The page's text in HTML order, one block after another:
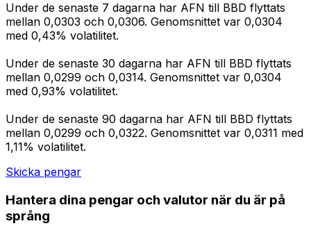
Under de senaste 7 dagarna har AFN till BBD flyttats
mellan 0,0303 och 0,0306. Genomsnittet var 0,0304
med 0,43% volatilitet.
Under de senaste 30 dagarna har AFN till BBD flyttats
mellan 0,0299 och 0,0314. Genomsnittet var 0,0304
med 0,93% volatilitet.
Under de senaste 90 dagarna har AFN till BBD flyttats
mellan 0,0299 och 0,0322. Genomsnittet var 0,0311 med
1,11% volatilitet.
Skicka pengar
Hantera dina pengar och valutor när du är på
språng